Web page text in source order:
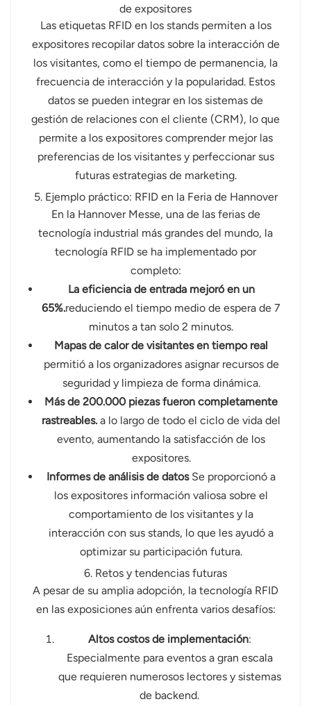
de expositores
Las etiquetas RFID en los stands permiten a los
expositores recopilar datos sobre la interacción de
los visitantes, como el tiempo de permanencia, la
frecuencia de interacción y la popularidad. Estos
datos se pueden integrar en los sistemas de
gestión de relaciones con el cliente (CRM), lo que
permite a los expositores comprender mejor las
preferencias de los visitantes y perfeccionar sus
futuras estrategias de marketing.
5. Ejemplo práctico: RFID en la Feria de Hannover
En la Hannover Messe, una de las ferias de
tecnología industrial más grandes del mundo, la
tecnología RFID se ha implementado por
completo:
La eficiencia de entrada mejoró en un
65%.reduciendo el tiempo medio de espera de 7
minutos a tan solo 2 minutos.
Mapas de calor de visitantes en tiempo real
permitió a los organizadores asignar recursos de
seguridad y limpieza de forma dinámica.
Más de 200.000 piezas fueron completamente
rastreables. a lo largo de todo el ciclo de vida del
evento, aumentando la satisfacción de los
expositores.
Informes de análisis de datosSe proporcionó a
los expositores información valiosa sobre el
comportamiento de los visitantes y la
interacción con sus stands, lo que les ayudó a
optimizar su participación futura.
6. Retos y tendencias futuras
A pesar de su amplia adopción, la tecnología RFID
en las exposiciones aún enfrenta varios desafíos:
Altos costos de implementación:
Especialmente para eventos a gran escala
que requieren numerosos lectores y sistemas
de backend.